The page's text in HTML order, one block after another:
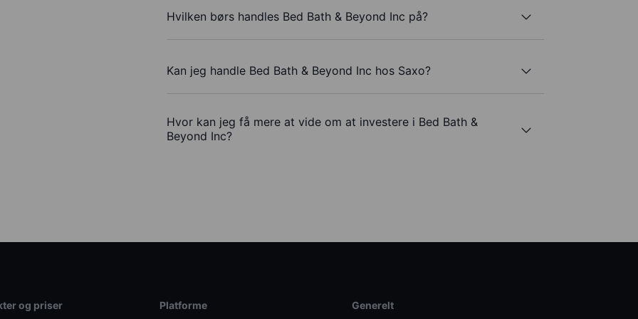
Hvilken børs handles Bed Bath & Beyond Inc på?
Kan jeg handle Bed Bath & Beyond Inc hos Saxo?
Hvor kan jeg få mere at vide om at investere i Bed Bath &
Beyond Inc?
og priser Platforme Generelt